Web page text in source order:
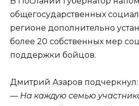
общегосударственных
регионе дополнительно
более 20 собственных мер
поддержки бойцов.
Дмитрий Азаров подчеркнул:
— На каждую семью